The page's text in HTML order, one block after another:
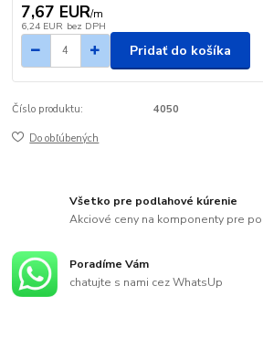
7,67 EUR/m
6,24 EUR bez DPH
Pridať do košíka
Číslo produktu: 4050
Do obľúbených
Všetko pre podlahové kúrenie
Akciové ceny na komponenty pre
Poradíme Vám
chatujte s nami cez WhatsUp